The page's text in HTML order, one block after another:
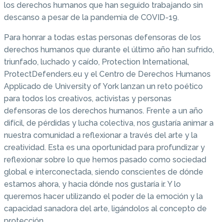
los derechos humanos que han seguido trabajando sin
descanso a pesar de la pandemia de COVID-19.
Para honrar a todas estas personas defensoras de los
derechos humanos que durante el último año han sufrido,
triunfado, luchado y caído, Protection International,
ProtectDefenders.eu y el Centro de Derechos Humanos
Applicado de University of York lanzan un reto poético
para todos los creativos, activistas y personas
defensoras de los derechos humanos. Frente a un año
difícil, de pérdidas y lucha colectiva, nos gustaría animar a
nuestra comunidad a reflexionar a través del arte y la
creatividad. Esta es una oportunidad para profundizar y
reflexionar sobre lo que hemos pasado como sociedad
global e interconectada, siendo conscientes de dónde
estamos ahora, y hacia dónde nos gustaría ir. Y lo
queremos hacer utilizando el poder de la emoción y la
capacidad sanadora del arte, ligándolos al concepto de